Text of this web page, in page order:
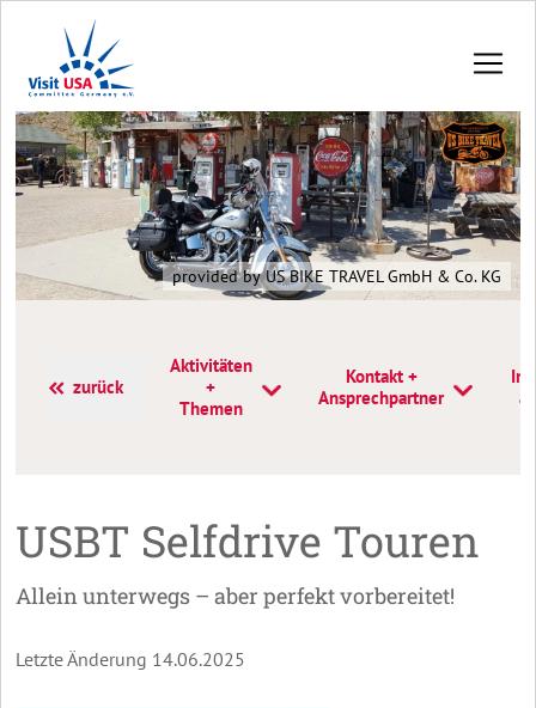
provided by US BIKE TRAVEL GmbH & Co. KG
zurück
Aktivitäten
+
Themen
Kontakt +
Ansprechpartner
USBT Selfdrive Touren
Allein unterwegs – aber perfekt vorbereitet!
Letzte Änderung 14.06.2025